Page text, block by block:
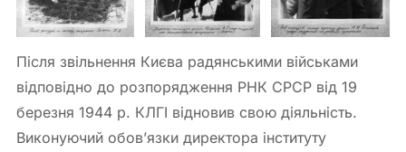
Після звільнення Києва радянськими військами
відповідно до розпорядження РНК СРСР від 19
березня 1944 р. КЛГІ відновив свою діяльність.
Виконуючий обов’язки директора інституту